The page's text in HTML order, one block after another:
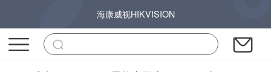
海康威视HIKVISION